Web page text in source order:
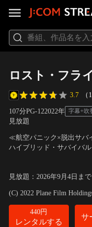
ロスト・フラ
3.7 （
107分PG-122022年 字幕+吹
見放題
≪航空パニック×脱出サバ
ハイブリッド・サバイバ
は、ホノルルの地で離れ
見放題 ： 2026年9月4日 まで
(C) 2022 Plane Film
440円
レンタルする
サ